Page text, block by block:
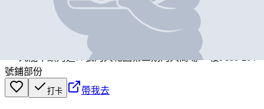
九龍牛頭角道77號淘大花園第三期淘大商場 一樓F188-204
號鋪部份
打卡 帶我去